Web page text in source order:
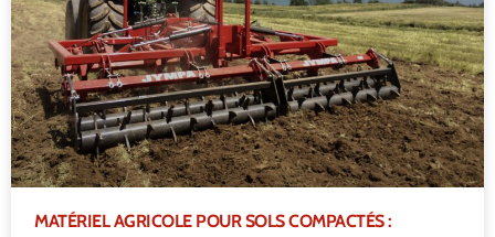
MATÉRIEL AGRICOLE POUR SOLS COMPACTÉS :